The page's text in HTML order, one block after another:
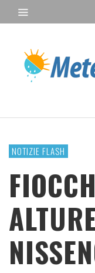
NOTIZIE FLASH